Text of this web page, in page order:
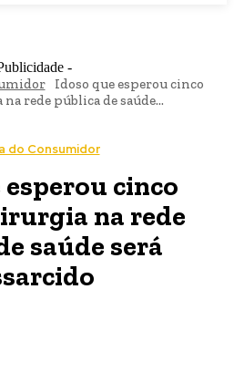
-
Idoso que esperou cinco
rede pública de saúde...
do Consumidor
cinco
na rede
saúde será